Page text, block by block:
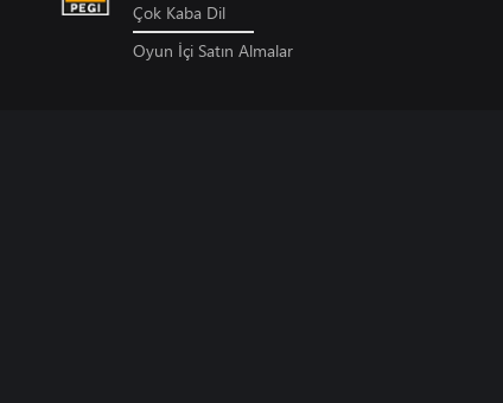
Çok Kaba Dil
Oyun İçi Satın Almalar